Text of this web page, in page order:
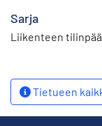
Sarja
Liikenteen
Tietueen